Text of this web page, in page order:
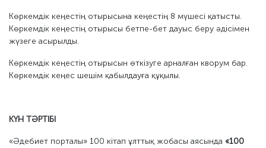
Көркемдік кеңестің отырысына кеңестің 8 мүшесі қатысты.
Көркемдік кеңестің отырысы бетпе-бет дауыс беру әдісімен
жүзеге асырылды.
Көркемдік кеңестің отырысын өткізуге арналған кворум бар.
Көркемдік кеңес шешім қабылдауға құқылы.
КҮН ТӘРТІБІ
«Әдебиет порталы» 100 кітап ұлттық жобасы аясында «100